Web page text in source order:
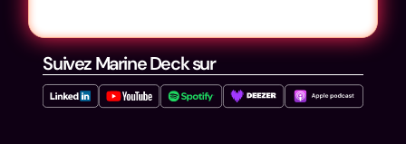
Suivez Marine Deck sur